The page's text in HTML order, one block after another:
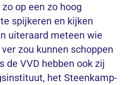
op een zo hoog
spijkeren en kijken
uiteraard meteen wie
zou kunnen schoppen
de VVD hebben ook zij
het Steenkamp-